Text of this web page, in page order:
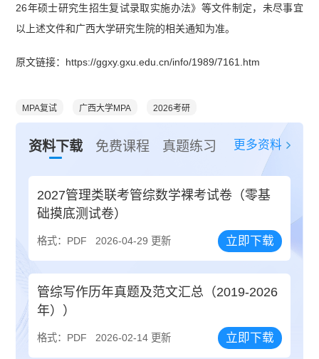
26年硕士研究生招生复试录取实施办法》等文件制定，未尽事宜
以上述文件和广西大学研究生院的相关通知为准。
原文链接：https://ggxy.gxu.edu.cn/info/1989/7161.htm
MPA复试 广西大学MPA 2026考研
资料下载 免费课程 真题练习 更多资料
2027管理类联考管综数学裸考试卷（零基
础摸底测试卷）
格式：PDF 2026-04-29 更新 立即下载
管综写作历年真题及范文汇总（2019-2026
年））
格式：PDF 2026-02-14 更新 立即下载